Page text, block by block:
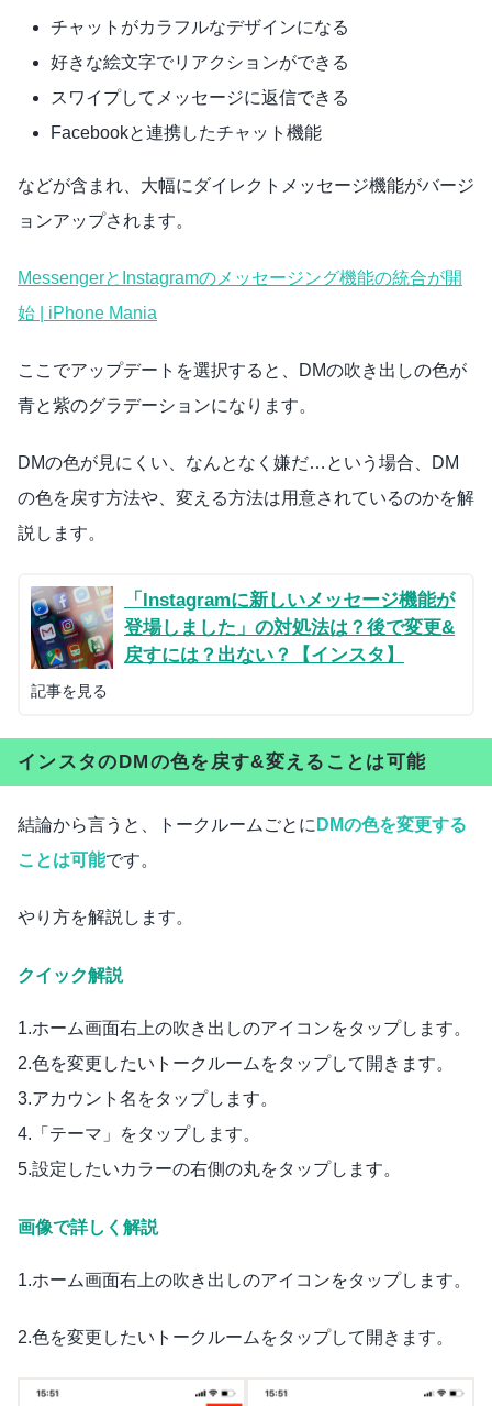
チャットがカラフルなデザインになる
好きな絵文字でリアクションができる
スワイプしてメッセージに返信できる
Facebookと連携したチャット機能
などが含まれ、大幅にダイレクトメッセージ機能がバージ
ョンアップされます。
MessengerとInstagramのメッセージング機能の統合が開
始 | iPhone Mania
ここでアップデートを選択すると、DMの吹き出しの色が
青と紫のグラデーションになります。
DMの色が見にくい、なんとなく嫌だ…という場合、DM
の色を戻す方法や、変える方法は用意されているのかを解
説します。
「Instagramに新しいメッセージ機能が
登場しました」の対処法は？後で変更&
戻すには？出ない？【インスタ】
記事を見る
インスタのDMの色を戻す&変えることは可能
結論から言うと、トークルームごとに DMの色を変更する
ことは可能です。
やり方を解説します。
クイック解説
1.ホーム画面右上の吹き出しのアイコンをタップします。
2.色を変更したいトークルームをタップして開きます。
3.アカウント名をタップします。
4.「テーマ」をタップします。
5.設定したいカラーの右側の丸をタップします。
画像で詳しく解説
1.ホーム画面右上の吹き出しのアイコンをタップします。
2.色を変更したいトークルームをタップして開きます。